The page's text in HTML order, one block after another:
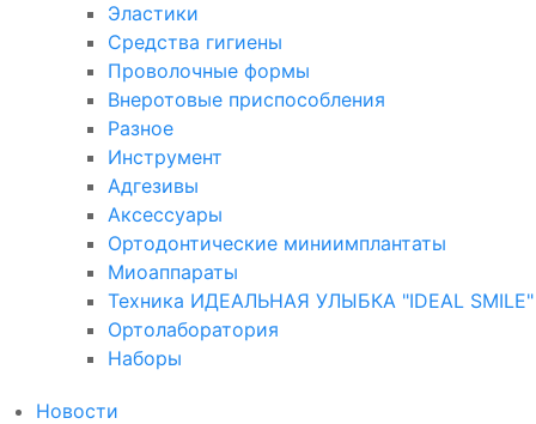
Эластики
Средства гигиены
Проволочные формы
Внеротовые приспособления
Разное
Инструмент
Адгезивы
Аксессуары
Ортодонтические миниимплантаты
Миоаппараты
Техника ИДЕАЛЬНАЯ УЛЫБКА "IDEAL SMILE"
Ортолаборатория
Наборы
Новости